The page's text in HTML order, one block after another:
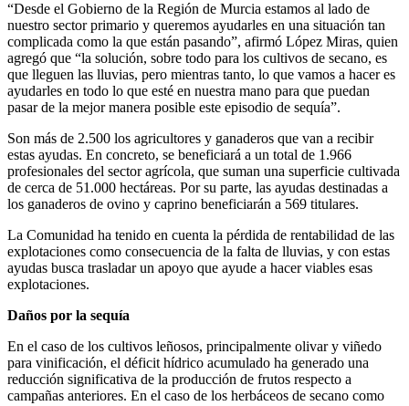
“Desde el Gobierno de la Región de Murcia estamos al lado de
nuestro sector primario y queremos ayudarles en una situación tan
complicada como la que están pasando”, afirmó López Miras, quien
agregó que “la solución, sobre todo para los cultivos de secano, es
que lleguen las lluvias, pero mientras tanto, lo que vamos a hacer es
ayudarles en todo lo que esté en nuestra mano para que puedan
pasar de la mejor manera posible este episodio de sequía”.
Son más de 2.500 los agricultores y ganaderos que van a recibir
estas ayudas. En concreto, se beneficiará a un total de 1.966
profesionales del sector agrícola, que suman una superficie cultivada
de cerca de 51.000 hectáreas. Por su parte, las ayudas destinadas a
los ganaderos de ovino y caprino beneficiarán a 569 titulares.
La Comunidad ha tenido en cuenta la pérdida de rentabilidad de las
explotaciones como consecuencia de la falta de lluvias, y con estas
ayudas busca trasladar un apoyo que ayude a hacer viables esas
explotaciones.
Daños por la sequía
En el caso de los cultivos leñosos, principalmente olivar y viñedo
para vinificación, el déficit hídrico acumulado ha generado una
reducción significativa de la producción de frutos respecto a
campañas anteriores. En el caso de los herbáceos de secano como